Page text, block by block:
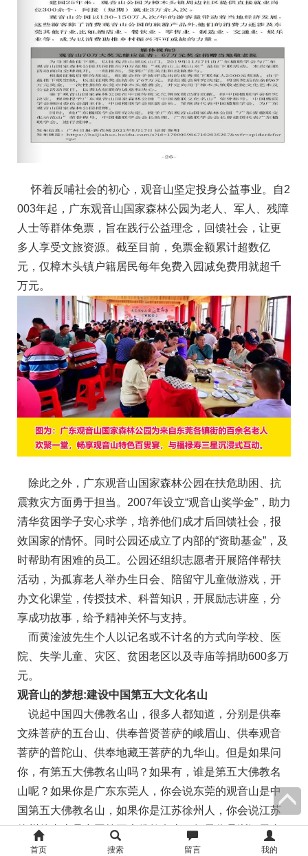
怀着反哺社会的初心，观音山坚定投身公益事业。自2
003年起，广东观音山国家森林公园为老人、军人、残障
人士等群体免票，旨在践行公益理念，回馈社会，让更
多人享受文旅资源。截至目前，免票金额累计超数亿
元，仅樟木头镇户籍居民每年免费入园减免费用就超千
万元。
除此之外，广东观音山国家森林公园在扶危助困、抗
震救灾方面勇于担当。2007年设立“观音山奖学金”，助力
清华贫困学子安心求学，培养他们成才后回馈社会，报
效国家的情怀。同时公园还成立了内部的“资助基金”，及
时帮助有困难的员工。公园还组织志愿者开展陪伴帮扶
活动，为孤寡老人举办生日会、陪留守儿童做游戏，开
办文化课堂，传授技术、科普知识，开展励志讲座，分
享成功故事，给予精神关怀与支持。
而黄淦波先生个人以记名或不计名的方式向学校、医
院、失学儿童、灾区、贫困老区以及寺庙等捐助600多万
元。
观音山的梦想:建设中国第五大文化名山
说起中国四大佛教名山，很多人都知道，分别是供奉
文殊菩萨的五台山、供奉普贤菩萨的峨眉山、供奉观音
菩萨的普陀山、供奉地藏王菩萨的九华山。但是如果问
你，有第五大佛教名山吗？如果有，谁是第五大佛教名
山呢？如果你是广东东莞人，你会说东莞的观音山是中
国第五大佛教名山，如果你是江苏徐州人，你会说江苏
徐州的青山是中国第五大佛教名山，如果你是浙江天台
人，你会说浙江天台山是中国第五大佛教名山......2004年
首页 搜索 留言 我的